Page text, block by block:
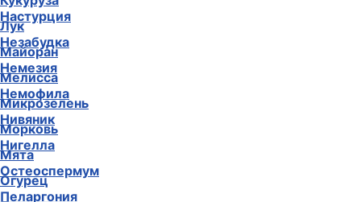
Настурция
Незабудка
Немезия
Немофила
Нивяник
Нигелла
Остеоспермум
Пеларгония
Лук
Майоран
Мелисса
Микрозелень
Морковь
Мята
Огурец